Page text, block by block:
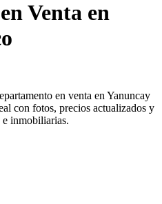
Venta en
en venta en Yanuncay
con fotos, precios actualizados y
inmobiliarias.